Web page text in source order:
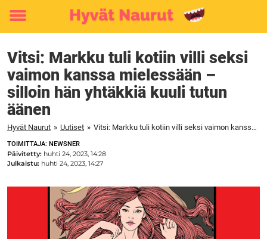
Toggle
Vitsi: Markku tuli kotiin villi seksi
vaimon kanssa mielessään –
silloin hän yhtäkkiä kuuli tutun
äänen
Hyvät Naurut » Uutiset » Vitsi: Markku tuli kotiin villi seksi vaimon kanssa mielessään – silloin hän yhtäkkiä kuuli tutun äänen
TOIMITTAJA: NEWSNER
Päivitetty: huhti 24, 2023, 14:28
Julkaistu: huhti 24, 2023, 14:27